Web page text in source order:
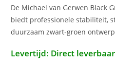
De Michael van Gerwen Black
biedt professionele stabiliteit,
duurzaam zwart-groen
Levertijd: Direct leverbaar